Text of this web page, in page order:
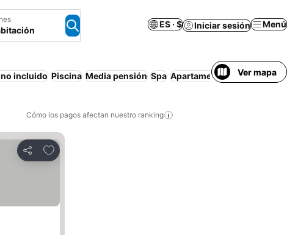
ES · $ Iniciar sesión Menú
incluido Piscina Media pensión Spa Apartamento amueblado
Ver mapa
Cómo los pagos afectan nuestro ranking
Compartir
Agregar a favoritos